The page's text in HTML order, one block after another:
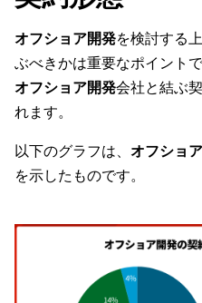
オフショア開発を検討する
ぶべきかは重要なポイント
オフショア開発会社と結ぶ
れます。
以下のグラフは、 オフショ
を示したものです。